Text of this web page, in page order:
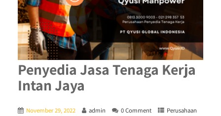
Penyedia Jasa Tenaga Kerja
Intan Jaya
November 29, 2022 admin 0 Comment
Perusahaan